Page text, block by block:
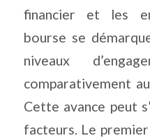
financier et les
bourse se
niveaux
comparativement
Cette avance peut
facteurs. Le